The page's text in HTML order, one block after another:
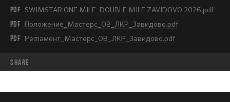
PDF SWIMSTAR ONE MILE_DOUBLE MILE ZAVIDOVO 2026.pdf
PDF Положение_Мастерс_ОВ_ЛКР_Завидово.pdf
PDF Регламент_Мастерс_ОВ_ЛКР_Завидово.pdf
share